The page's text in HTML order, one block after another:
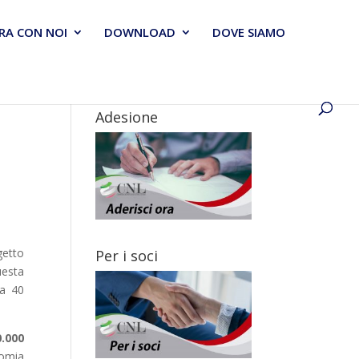
CON NOI DOWNLOAD DOVE SIAMO
40
Adesione
Per i soci